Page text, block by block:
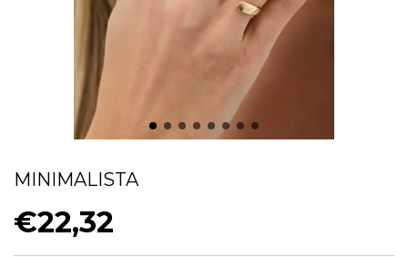
MINIMALISTA
€22,32